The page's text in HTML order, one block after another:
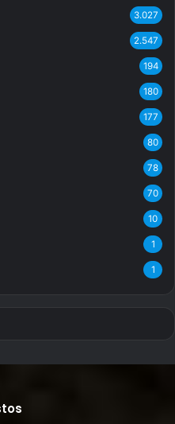
3.027
2.547
194
180
177
80
78
70
10
1
1